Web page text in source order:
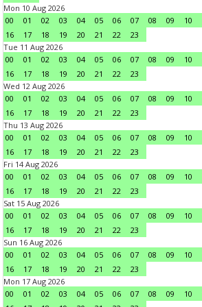
Mon 10 Aug 2026
00
01 02 03 04 05 06 07 08 09 10
16
17 18 19 20 21 22
23
Tue 11 Aug 2026
00
01 02 03 04 05 06 07 08 09 10
16
17 18 19 20 21 22
23
Wed 12 Aug 2026
00
01 02 03 04 05 06 07 08 09 10
16
17 18 19 20 21 22
23
Thu 13 Aug 2026
00
01 02 03 04 05 06 07 08 09 10
16
17 18 19 20 21 22
23
Fri 14 Aug 2026
00
01 02 03 04 05 06 07 08 09 10
16
17 18 19 20 21 22
23
Sat 15 Aug 2026
00
01 02 03 04 05 06 07 08 09 10
16
17 18 19 20 21 22
23
Sun 16 Aug 2026
00
01 02 03 04 05 06 07 08 09 10
16
17 18 19 20 21 22
23
Mon 17 Aug 2026
00
01 02 03 04 05 06 07 08 09 10